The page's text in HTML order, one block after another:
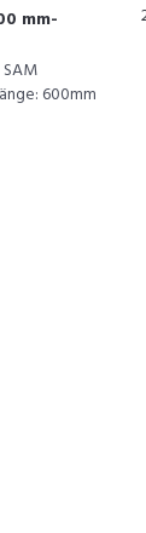
mm-
600mm